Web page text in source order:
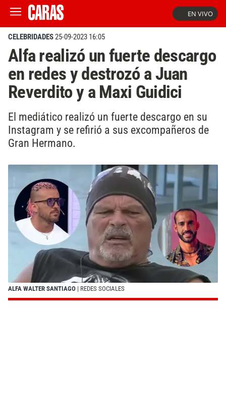
EN VIVO
CELEBRIDADES25-09-2023 16:05
Alfa realizó un fuerte descargo
en redes y destrozó a Juan
Reverdito y a Maxi Guidici
El mediático realizó un fuerte descargo en su
Instagram y se refirió a sus excompañeros de
Gran Hermano.
ALFA WALTER SANTIAGO | REDES SOCIALES